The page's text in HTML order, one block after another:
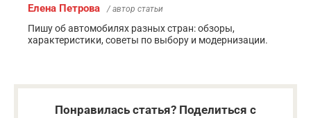
Елена Петрова / автор статьи
Пишу об автомобилях разных стран: обзоры,
характеристики, советы по выбору и модернизации.
Понравилась статья? Поделиться с